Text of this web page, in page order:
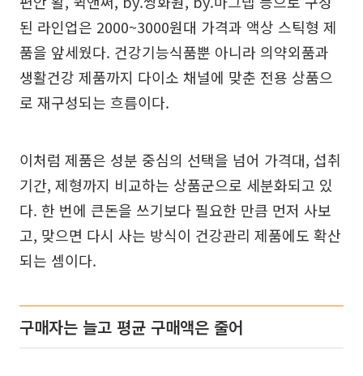
된 라인업은 2000~3000원대 가격과 액상 스틱형 제
품을 앞세웠다. 건강기능식품뿐 아니라 의약외품과
생활건강 제품까지 다이소 채널에 맞춘 전용 상품으
로 재구성되는 흐름이다.
이처럼 제품은 성분 중심의 선택을 넘어 가격대, 섭취
기간, 제형까지 비교하는 상품군으로 세분화되고 있
다. 한 번에 큰돈을 쓰기보다 필요한 만큼 먼저 사보
고, 맞으면 다시 사는 방식이 건강관리 제품에도 확산
되는 셈이다.
구매자는 늘고 평균 구매액은 줄어